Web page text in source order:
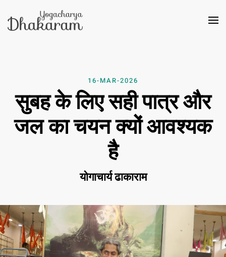
Skip to main content
16-MAR-2026
सुबह के लिए सही पात्र और
जल का चयन क्यों आवश्यक
है
योगाचार्य ढाकाराम